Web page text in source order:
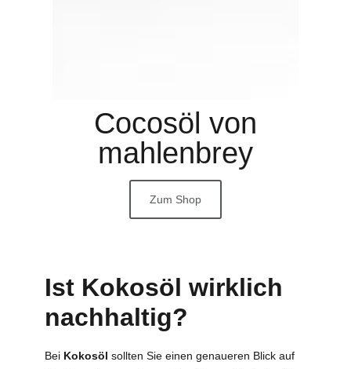
Cocosöl von
mahlenbrey
Zum Shop
Ist Kokosöl wirklich
nachhaltig?
Bei Kokosöl sollten Sie einen genaueren Blick auf